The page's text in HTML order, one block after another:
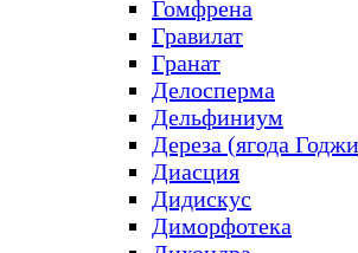
Гомфрена
Гравилат
Гранат
Делосперма
Дельфиниум
Дереза (ягода
Диасция
Дидискус
Диморфотека